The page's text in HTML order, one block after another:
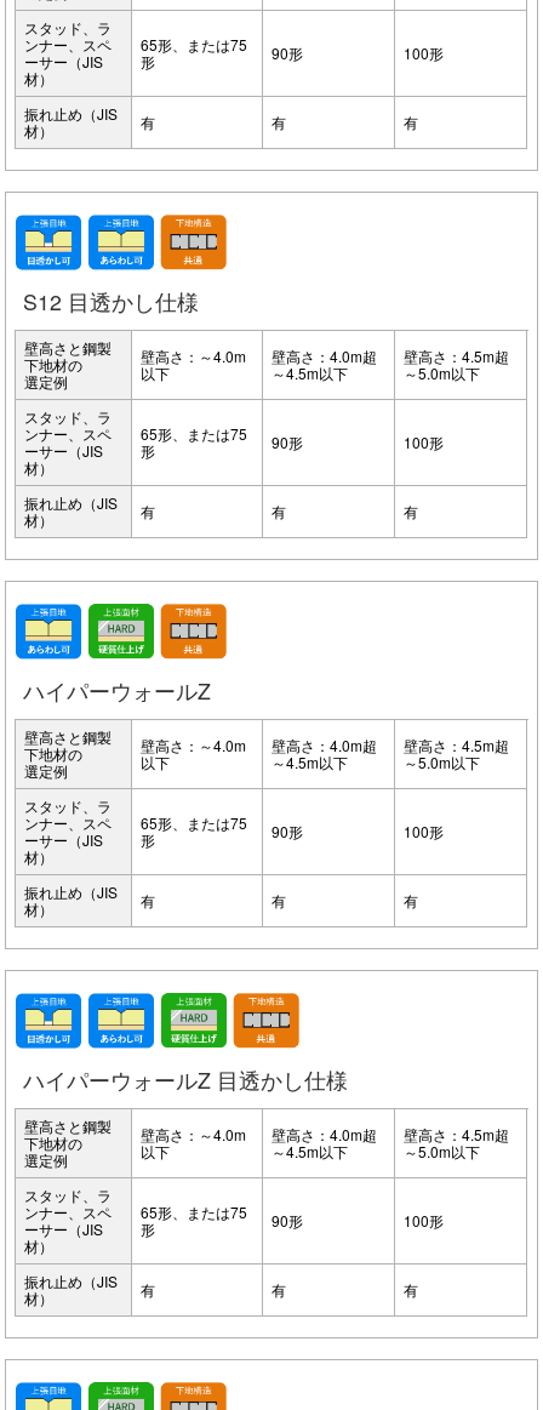
スタッド、ラ
ンナー、スペ
ーサー（JIS
材）
65形、または75
形
90形 100形
振れ止め（JIS
材）
有 有 有
S12 目透かし仕様
壁高さと鋼製
下地材の
選定例
壁高さ：～4.0m
以下
壁高さ：4.0m超
～4.5m以下
壁高さ：4.5m超
～5.0m以下
スタッド、ラ
ンナー、スペ
ーサー（JIS
材）
65形、または75
形
90形 100形
振れ止め（JIS
材）
有 有 有
ハイパーウォールZ
壁高さと鋼製
下地材の
選定例
壁高さ：～4.0m
以下
壁高さ：4.0m超
～4.5m以下
壁高さ：4.5m超
～5.0m以下
スタッド、ラ
ンナー、スペ
ーサー（JIS
材）
65形、または75
形
90形 100形
振れ止め（JIS
材）
有 有 有
ハイパーウォールZ 目透かし仕様
壁高さと鋼製
下地材の
選定例
壁高さ：～4.0m
以下
壁高さ：4.0m超
～4.5m以下
壁高さ：4.5m超
～5.0m以下
スタッド、ラ
ンナー、スペ
ーサー（JIS
材）
65形、または75
形
90形 100形
振れ止め（JIS
材）
有 有 有